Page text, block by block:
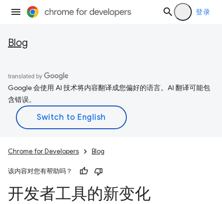
登录
Blog
Google 会使用 AI 技术将内容翻译成您偏好的语言。AI 翻译可能包
含错误。
Chrome for Developers Blog
该内容对您有帮助吗？
开发者工具的新变化